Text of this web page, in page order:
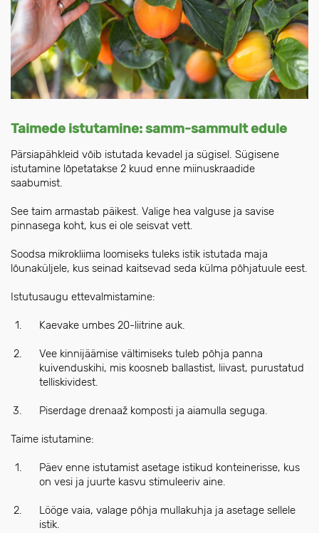
Taimede istutamine: samm-sammult edule
Pärsiapähkleid võib istutada kevadel ja sügisel. Sügisene
istutamine lõpetatakse 2 kuud enne miinuskraadide
saabumist.
See taim armastab päikest. Valige hea valguse ja savise
pinnasega koht, kus ei ole seisvat vett.
Soodsa mikrokliima loomiseks tuleks istik istutada maja
lõunaküljele, kus seinad kaitsevad seda külma põhjatuule eest.
Istutusaugu ettevalmistamine:
Kaevake umbes 20-liitrine auk.
Vee kinnijäämise vältimiseks tuleb põhja panna
kuivenduskihi, mis koosneb ballastist, liivast, purustatud
telliskividest.
Piserdage drenaaž komposti ja aiamulla seguga.
Taime istutamine:
Päev enne istutamist asetage istikud konteinerisse, kus
on vesi ja juurte kasvu stimuleeriv aine.
Lööge vaia, valage põhja mullakuhja ja asetage sellele
istik.